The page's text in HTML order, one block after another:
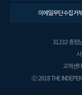
이메일무단수집거
31232 충청
고객센
ⓒ 2018 THE